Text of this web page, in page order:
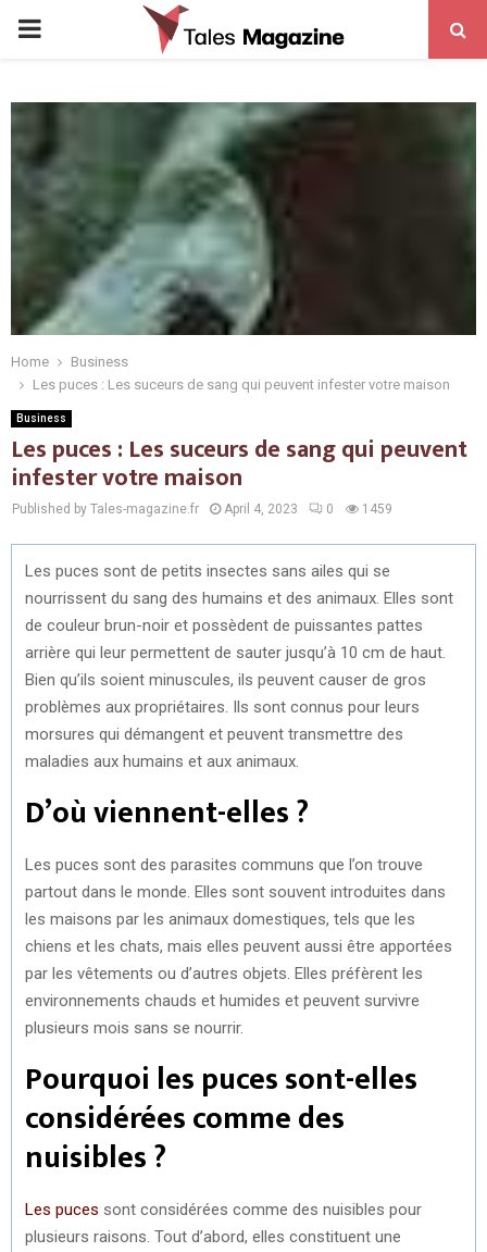
PRIMARY
Home
Business
Les puces : Les suceurs de sang qui peuvent infester votre maison
Business
Les puces : Les suceurs de sang qui peuvent
infester votre maison
Published by Tales-magazine.fr April 4, 2023 0 1459
Les puces sont de petits insectes sans ailes qui se
nourrissent du sang des humains et des animaux. Elles sont
de couleur brun-noir et possèdent de puissantes pattes
arrière qui leur permettent de sauter jusqu’à 10 cm de haut.
Bien qu’ils soient minuscules, ils peuvent causer de gros
problèmes aux propriétaires. Ils sont connus pour leurs
morsures qui démangent et peuvent transmettre des
maladies aux humains et aux animaux.
D’où viennent-elles ?
Les puces sont des parasites communs que l’on trouve
partout dans le monde. Elles sont souvent introduites dans
les maisons par les animaux domestiques, tels que les
chiens et les chats, mais elles peuvent aussi être apportées
par les vêtements ou d’autres objets. Elles préfèrent les
environnements chauds et humides et peuvent survivre
plusieurs mois sans se nourrir.
Pourquoi les puces sont-elles
considérées comme des
nuisibles ?
Les puces sont considérées comme des nuisibles pour
plusieurs raisons. Tout d’abord, elles constituent une